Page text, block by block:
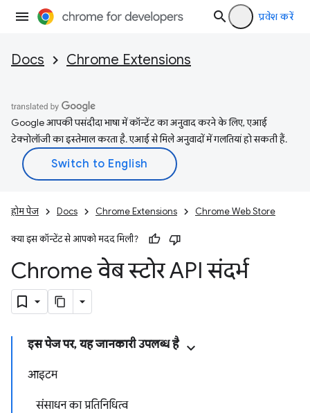
प्रवेश करें
Docs Chrome Extensions
Google आपकी पसंदीदा भाषा में कॉन्टेंट का अनुवाद करने के लिए, एआई
टेक्नोलॉजी का इस्तेमाल करता है. एआई से मिले अनुवादों में गलतियां हो सकती हैं.
होम पेज Docs Chrome Extensions Chrome Web Store
क्या इस कॉन्टेंट से आपको मदद मिली?
Chrome वेब स्टोर API संदर्भ
इस पेज पर, यह जानकारी उपलब्ध है
आइटम
संसाधन का प्रतिनिधित्व